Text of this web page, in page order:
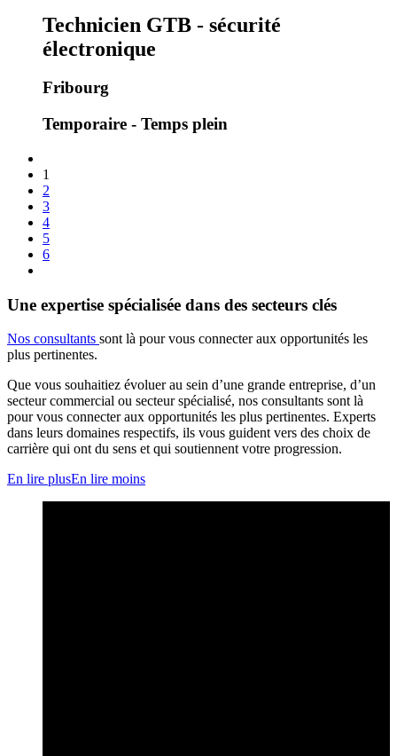
Technicien GTB - sécurité
électronique
Fribourg
Temporaire - Temps plein
1
2
3
4
5
6
Une expertise spécialisée dans des secteurs clés
Nos consultants sont là pour vous connecter aux opportunités les
plus pertinentes.
Que vous souhaitiez évoluer au sein d’une grande entreprise, d’un
secteur commercial ou secteur spécialisé, nos consultants sont là
pour vous connecter aux opportunités les plus pertinentes. Experts
dans leurs domaines respectifs, ils vous guident vers des choix de
carrière qui ont du sens et qui soutiennent votre progression.
En lire plusEn lire moins